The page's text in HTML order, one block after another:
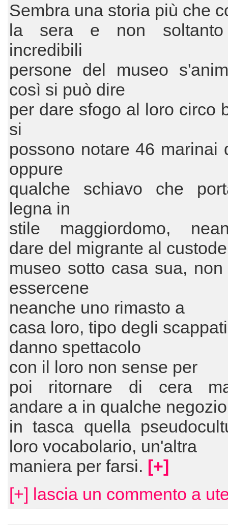
Sembra una storia più che
la sera e non soltanto
incredibili
persone del museo
così si può dire
per dare sfogo al loro circo
si
possono notare 46 marinai
oppure
qualche schiavo che
legna in
stile maggiordomo,
dare del migrante al
museo sotto casa sua, non
essercene
neanche uno rimasto a
casa loro, tipo degli
danno spettacolo
con il loro non sense per
poi ritornare di cera
andare a in qualche
in tasca quella
loro vocabolario, un'altra
maniera per farsi. [+]
[+] lascia un commento a